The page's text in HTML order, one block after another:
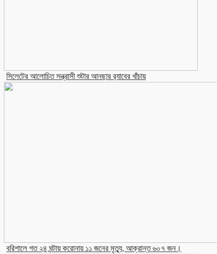
সিলেটের আলোচিত সন্ত্রাসী শুটার আনছার র‍্যাবের খাঁচায়
বরিশালে গত ২৪ ঘন্টায় করোনায় ১১ জনের মৃত্যু, আক্রান্ত ৬০৭ জন।